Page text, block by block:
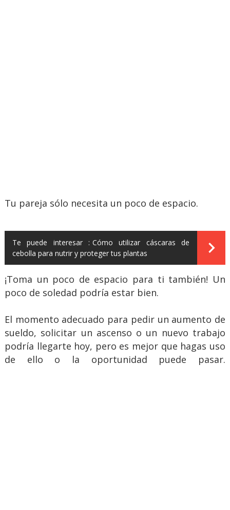
Tu pareja sólo necesita un poco de espacio.
Te puede interesar : Cómo utilizar cáscaras de
cebolla para nutrir y proteger tus plantas
¡Toma un poco de espacio para ti también! Un
poco de soledad podría estar bien.
El momento adecuado para pedir un aumento de
sueldo, solicitar un ascenso o un nuevo trabajo
podría llegarte hoy, pero es mejor que hagas uso
de ello o la oportunidad puede pasar.